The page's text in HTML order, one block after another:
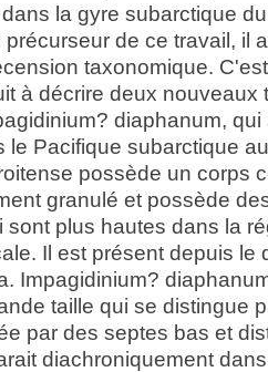
la gyre subarctique
de ce travail, il
taxonomique.
à décrire deux nouveaux
diaphanum,
le Pacifique subarctique
possède un corps
granulé et possède
sont plus hautes dans la
Il est présent depuis le
Impagidinium?
taille qui se distingue
par des septes bas et
diachroniquement